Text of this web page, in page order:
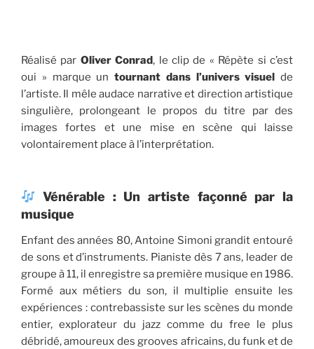
Réalisé par Oliver Conrad, le clip de « Répète si c’est
oui » marque un tournant dans l’univers visuel de
l’artiste. Il mêle audace narrative et direction artistique
singulière, prolongeant le propos du titre par des
images fortes et une mise en scène qui laisse
volontairement place à l’interprétation.
Vénérable : Un artiste façonné par la
musique
Enfant des années 80, Antoine Simoni grandit entouré
de sons et d’instruments. Pianiste dès 7 ans, leader de
groupe à 11, il enregistre sa première musique en 1986.
Formé aux métiers du son, il multiplie ensuite les
expériences : contrebassiste sur les scènes du monde
entier, explorateur du jazz comme du free le plus
débridé, amoureux des grooves africains, du funk et de